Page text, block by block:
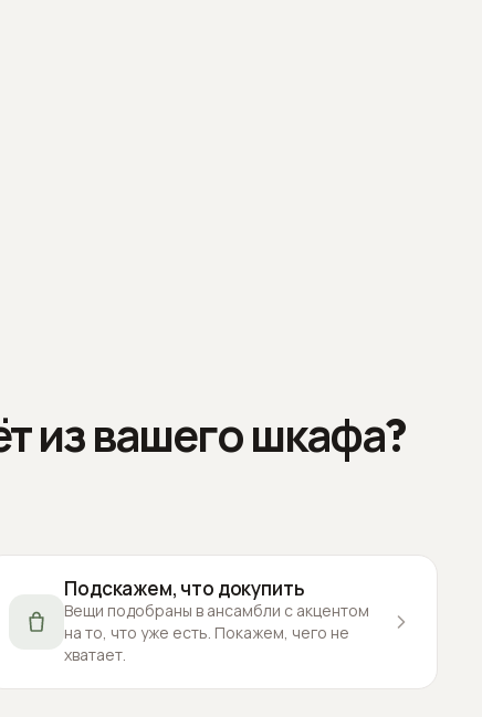
из вашего шкафа?
Подскажем, что докупить
Вещи подобраны в ансамбли с акцентом
на то, что уже есть. Покажем, чего не
хватает.